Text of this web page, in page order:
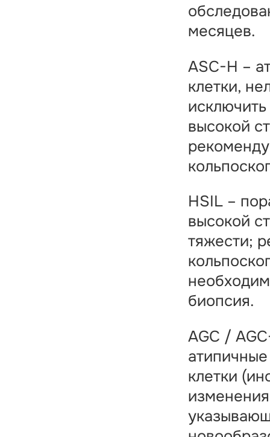
месяцев.
ASC-H –
клетки,
высокой
HSIL –
высокой
тяжести;
биопсия.
AGC /
клетки